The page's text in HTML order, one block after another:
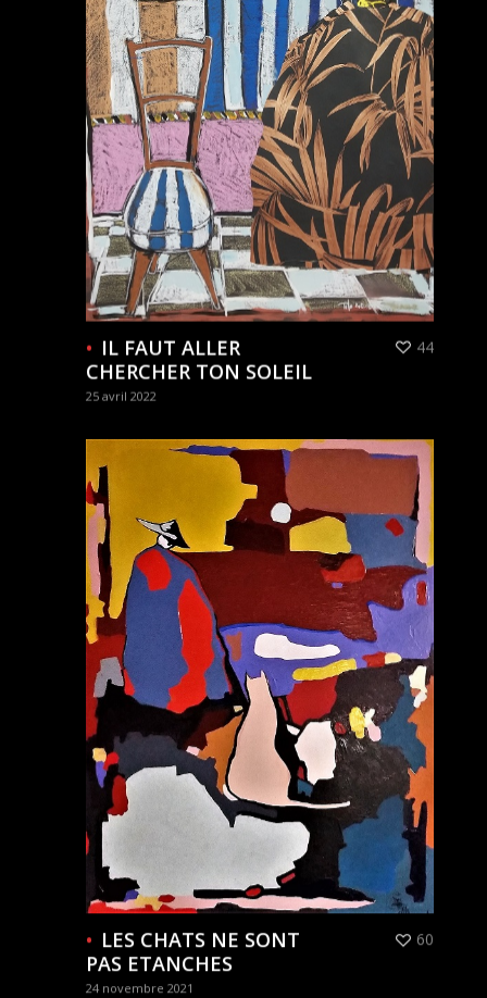
IL FAUT ALLER
CHERCHER TON SOLEIL
25 avril 2022
44
LES CHATS NE SONT
PAS ETANCHES
24 novembre 2021
60